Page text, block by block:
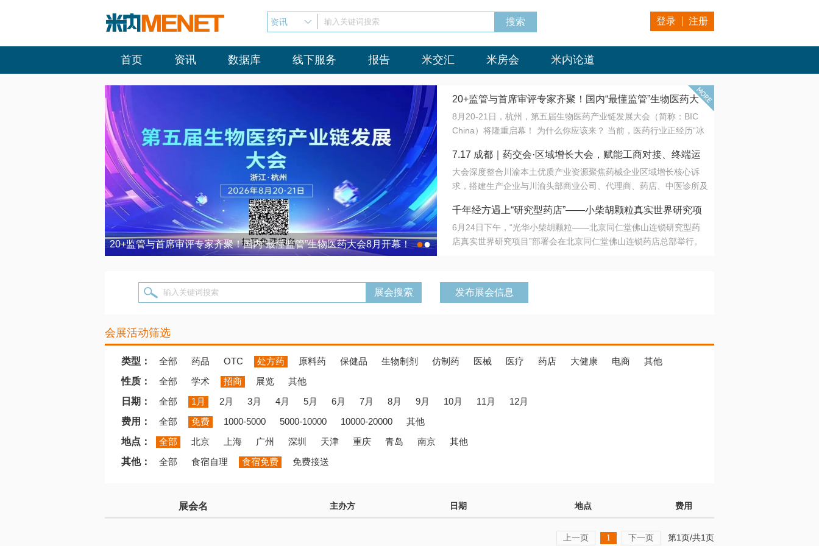
资讯 输入关键词搜索 登录 注册
首页 资讯 数据库 线下服务 报告 米交汇 米房会 米内论道
20+监管与首席审评专家齐聚！国内“最懂监管”生物医药大会8月开幕！ 7.17 成都｜药交会·区域增长大会，赋能工商对接、终端运营
●●
20+监管与首席审评专家齐聚！国内“最懂监管”生物医药大
会8月开幕！
8月20-21日，杭州，第五届生物医药产业链发展大会（简称：BIC
China）将隆重启幕！ 为什么你应该来？ 当前，医药行业正经历“冰
法正重新定义研发效率；另一端是创新药“最后一公里”的支付与入院
难题，呼唤更成熟的产业生态。 同质化“内卷”已无出路，全产业链协
同与出海能力建设才是破局关键。 本届大会以 “重构生态，定义未
算力突围；从中药创新、复杂药物制剂、CGT、多肽与小核酸的技
术攻坚，到CDMO的柔性智造。 我们致力于打破壁垒，让“实验
室”与“生产线”、“研发端”与“支付端”深度对话，更让监管、产业、资
7.17 成都｜药交会·区域增长大会，赋能工商对接、终端运
营
大会深度整合川渝本土优质产业资源聚焦药械企业区域增长核心诉
求，搭建生产企业与川渝头部商业公司、代理商、药店、中医诊所及
域增量份额夯实西南市场战略布局
千年经方遇上“研究型药店”——小柴胡颗粒真实世界研究项
目在北京同仁堂佛山连锁启动
6月24日下午，“光华小柴胡颗粒——北京同仁堂佛山连锁研究型药
店真实世界研究项目”部署会在北京同仁堂佛山连锁药店总部举行。
输入关键词搜索 发布展会信息
会展活动筛选
类型： 全部 药品 OTC 处方药 原料药 保健品 生物制剂 仿制药 医械 医疗 药店 大健康 电商
其他
性质：
全部 学术 招商 展览
其他
日期：
全部 1月 2月 3月 4月 5月 6月 7月 8月 9月 10月 11月
12月
费用：
全部 免费 1000-5000 5000-10000 10000-20000
其他
地点：
全部 北京 上海 广州 深圳 天津 重庆 青岛 南京
其他
其他：
全部 食宿自理 食宿免费 免费接送
展会名 主办方 日期 地点 费用
上一页 1 下一页 第1页/共1页